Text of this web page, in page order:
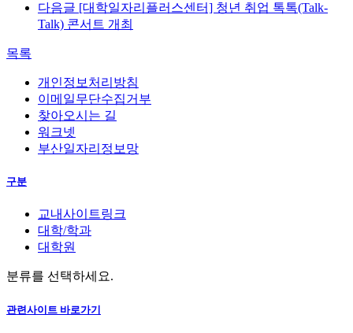
다음글 [대학일자리플러스센터] 청년 취업 톡톡(Talk-
Talk) 콘서트 개최
목록
개인정보처리방침
이메일무단수집거부
찾아오시는 길
워크넷
부산일자리정보망
구분
교내사이트링크
대학/학과
대학원
분류를 선택하세요.
관련사이트 바로가기